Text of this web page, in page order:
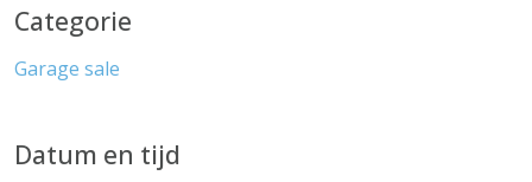
Categorie
Garage sale
Datum en tijd